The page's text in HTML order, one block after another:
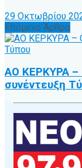
29 Οκτωβρίου
Επόμενο Άρθρο
ΑΟ ΚΕΡΚΥΡΑ
συνέντευξη